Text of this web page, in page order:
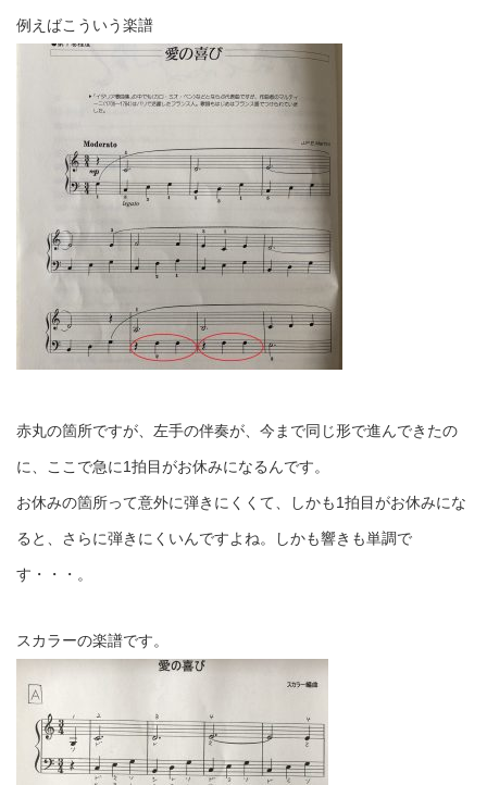
例えばこういう楽譜
赤丸の箇所ですが、左手の伴奏が、今まで同じ形で進んできたの
に、ここで急に1拍目がお休みになるんです。
お休みの箇所って意外に弾きにくくて、しかも1拍目がお休みにな
ると、さらに弾きにくいんですよね。しかも響きも単調で
す・・・。
スカラーの楽譜です。